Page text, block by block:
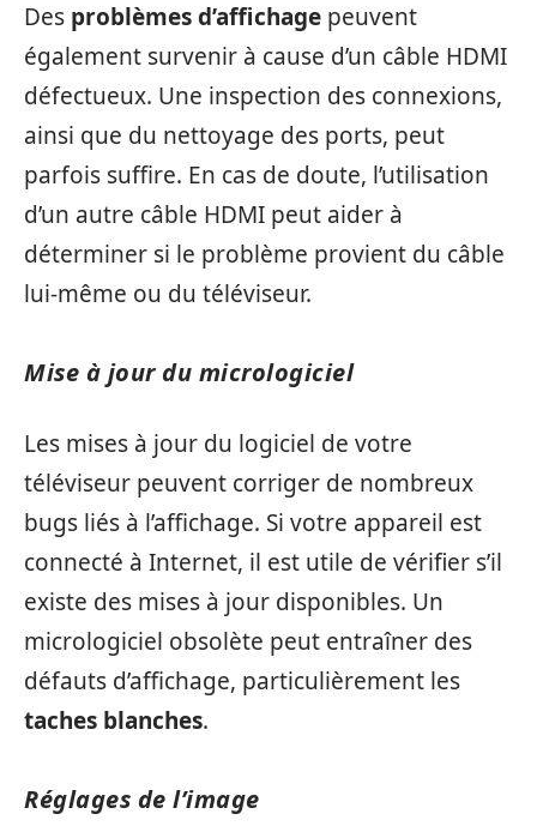
Des problèmes d’affichage peuvent
également survenir à cause d’un câble HDMI
défectueux. Une inspection des connexions,
ainsi que du nettoyage des ports, peut
parfois suffire. En cas de doute, l’utilisation
d’un autre câble HDMI peut aider à
déterminer si le problème provient du câble
lui-même ou du téléviseur.
Mise à jour du micrologiciel
Les mises à jour du logiciel de votre
téléviseur peuvent corriger de nombreux
bugs liés à l’affichage. Si votre appareil est
connecté à Internet, il est utile de vérifier s’il
existe des mises à jour disponibles. Un
micrologiciel obsolète peut entraîner des
défauts d’affichage, particulièrement les
taches blanches.
Réglages de l’image